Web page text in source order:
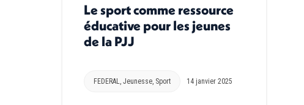
Le sport comme ressource
éducative pour les jeunes
de la PJJ
FEDERAL Jeunesse Sport 14 janvier 2025